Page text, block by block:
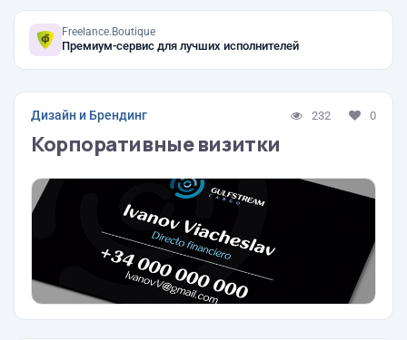
Freelance.Boutique
Премиум-сервис для лучших исполнителей
Дизайн и Брендинг 232 0
Корпоративные визитки